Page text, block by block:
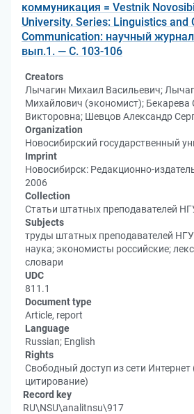
коммуникация = Vestnik
University. Series: Linguistics and
Communication: научный
вып.1. — С. 103-106
Creators
Лычагин Михаил Васильевич;
Михайлович (экономист); Бекарева
Викторовна; Шевцов Александр
Organization
Новосибирский государственный
Imprint
Новосибирск: Редакционно-
2006
Collection
Статьи штатных преподавателей
Subjects
труды штатных преподавателей
наука; экономисты российские;
словари
UDC
811.1
Document type
Article, report
Language
Russian; English
Rights
Свободный доступ из сети Интернет
цитирование)
Record key
RU\NSU\analitnsu\917